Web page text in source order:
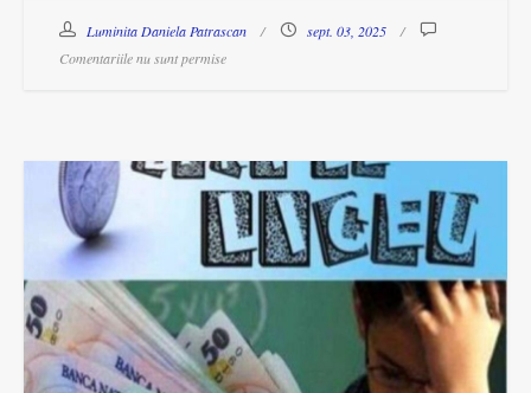
Luminita Daniela Patrascan
sept. 03, 2025
Comentariile nu sunt permise